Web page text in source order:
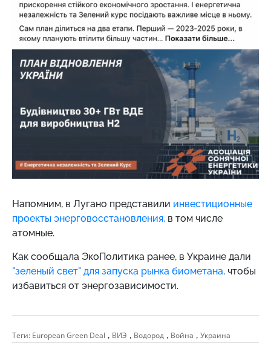
Напомним, в Лугано представили инвестиционные
проекты энерговосстановления, в том числе
атомные.
Как сообщала ЭкоПолитика ранее, в Украине дали
"зеленый свет" для запуска рынка биометана, чтобы
избавиться от энергозависимости.
Теги: European Green Deal , ВИЭ , Водород , Война , Украина